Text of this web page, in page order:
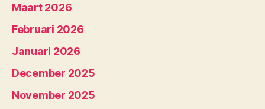
Maart 2026
Februari 2026
Januari 2026
December 2025
November 2025